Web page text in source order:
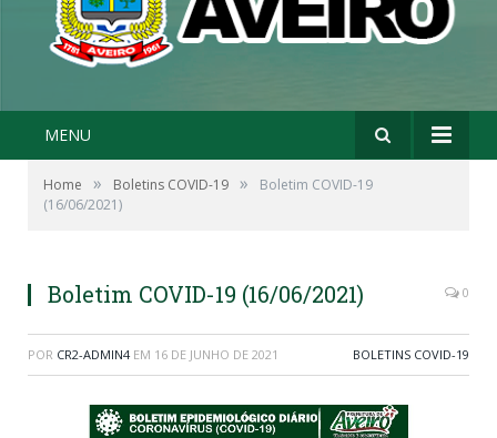
MENU
Home » Boletins COVID-19 »
Boletim COVID-19
(16/06/2021)
Boletim COVID-19 (16/06/2021) 0
POR CR2-ADMIN4 EM 16 DE JUNHO DE 2021 BOLETINS COVID-19